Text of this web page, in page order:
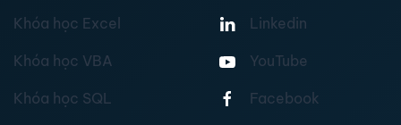
Khóa học Excel
Khóa học VBA
Khóa học SQL
Linkedin
YouTube
Facebook